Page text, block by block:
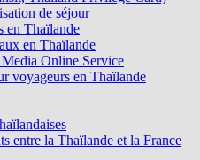
de séjour
en Thaïlande
en Thaïlande
Online Service
voyageurs en Thaïlande
entre la Thaïlande et la France